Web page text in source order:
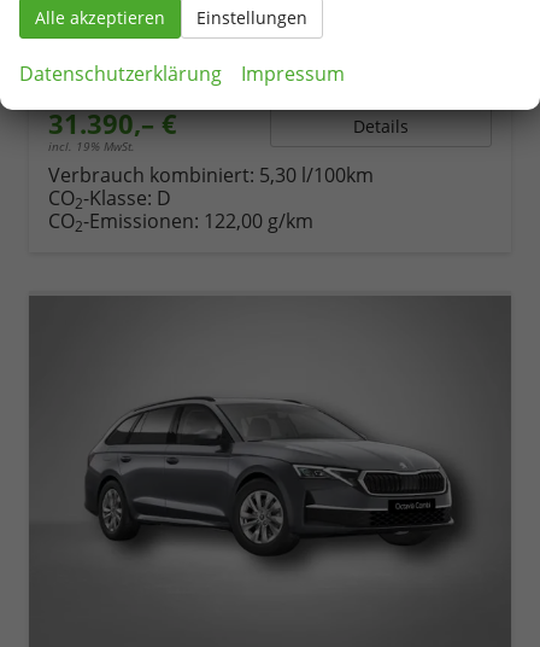
Kraftstoff Benzin Außenfarbe Graphite-Grau Metallic
Leistung 110 kW (150 PS) Kilometerstand 815 km
02.02.2026
31.390,– €
incl. 19% MwSt.
Details
Verbrauch kombiniert: 5,30 l/100km
CO2-Klasse: D
CO2-Emissionen: 122,00 g/km
Alle akzeptieren Einstellungen
Datenschutzerklärung Impressum